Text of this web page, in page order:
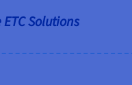
Solutions